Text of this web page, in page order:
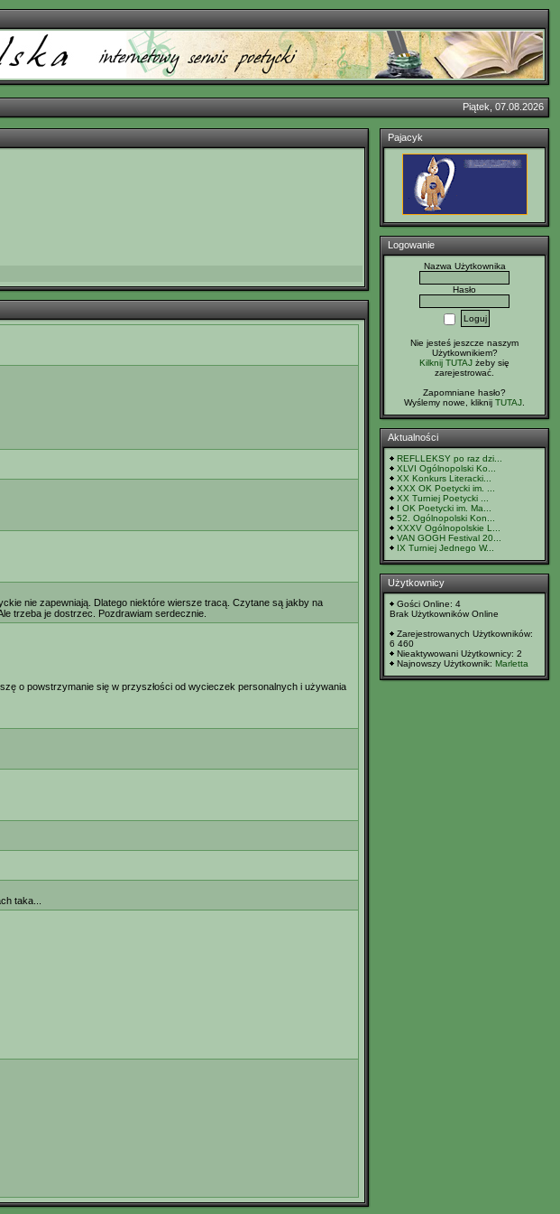
Piątek, 07.08.2026
nie zapewniają. Dlatego niektóre wiersze tracą. Czytane są jakby na
trzeba je dostrzec. Pozdrawiam serdecznie.
o powstrzymanie się w przyszłości od wycieczek personalnych i używania
taka...
Pajacyk
Logowanie
Nazwa Użytkownika
Hasło
Nie jesteś jeszcze naszym
Użytkownikiem?
Kilknij TUTAJ żeby się
zarejestrować.
Zapomniane hasło?
Wyślemy nowe, kliknij TUTAJ
Aktualności
REFLLEKSY po raz dzi...
XLVI Ogólnopolski Ko...
XX Konkurs Literacki...
XXX OK Poetycki im. ...
XX Turniej Poetycki ...
I OK Poetycki im. Ma...
52. Ogólnopolski Kon...
XXXV Ogólnopolskie L...
VAN GOGH Festival 20...
IX Turniej Jednego W...
Użytkownicy
Gości Online: 4
Brak Użytkowników Online
Zarejestrowanych Użytkowników:
6 460
Nieaktywowani Użytkownicy: 2
Najnowszy Użytkownik: Marletta